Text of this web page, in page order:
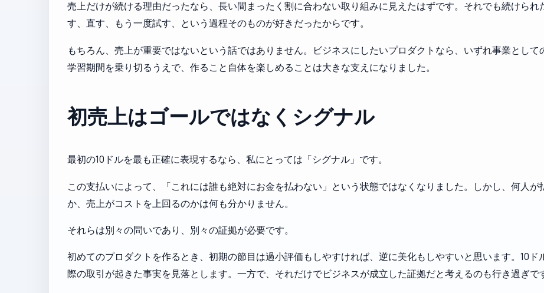
売上だけが続ける理由だったなら、長い間まったく割に合わない取り組みに見えたはずです。それでも続けら
す、直す、もう一度試す、という過程そのものが好きだったからです。
もちろん、売上が重要ではないという話ではありません。ビジネスにしたいプロダクトなら、いずれ事業とし
学習期間を乗り切るうえで、作ること自体を楽しめることは大きな支えになりました。
初売上はゴールではなくシグナル
最初の10ドルを最も正確に表現するなら、私にとっては「シグナル」です。
この支払いによって、「これには誰も絶対にお金を払わない」という状態ではなくなりました。しかし、何人
か、売上がコストを上回るのかは何も分かりません。
それらは別々の問いであり、別々の証拠が必要です。
初めてのプロダクトを作るとき、初期の節目は過小評価もしやすければ、逆に美化もしやすいと思います。10
際の取引が起きた事実を見落とします。一方で、それだけでビジネスが成立した証拠だと考えるのも行き過ぎで